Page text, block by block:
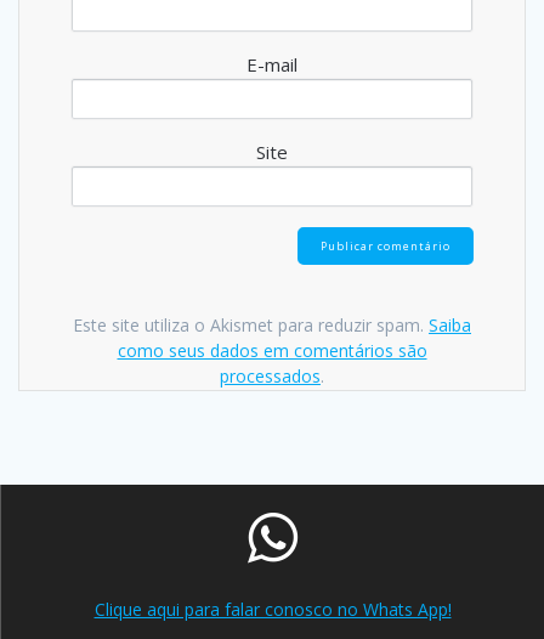
E-mail
Site
Este site utiliza o Akismet para reduzir spam. Saiba
como seus dados em comentários são
processados.
Clique aqui para falar conosco no Whats App!